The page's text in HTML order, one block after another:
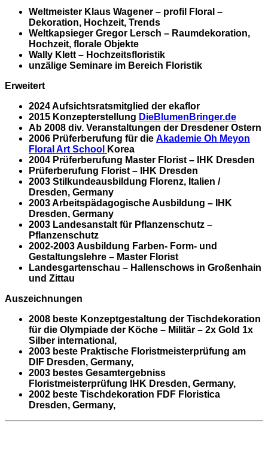
Weltmeister Klaus Wagener – profil Floral –
Dekoration, Hochzeit, Trends
Weltkapsieger Gregor Lersch – Raumdekoration,
Hochzeit, florale Objekte
Wally Klett – Hochzeitsfloristik
unzälige Seminare im Bereich Floristik
Erweitert
2024 Aufsichtsratsmitglied der ekaflor
2015 Konzepterstellung DieBlumenBringer.de
Ab 2008 div. Veranstaltungen der Dresdener Ostern
2006 Prüferberufung für die Akademie Oh Meyon
Floral Art School
Korea
2004 Prüferberufung Master Florist – IHK Dresden
Prüferberufung Florist – IHK Dresden
2003 Stilkundeausbildung Florenz, Italien /
Dresden, Germany
2003 Arbeitspädagogische Ausbildung – IHK
Dresden, Germany
2003 Landesanstalt für Pflanzenschutz –
Pflanzenschutz
2002-2003 Ausbildung Farben- Form- und
Gestaltungslehre – Master Florist
Landesgartenschau – Hallenschows in Großenhain
und Zittau
Auszeichnungen
2008 beste Konzeptgestaltung der Tischdekoration
für die Olympiade der Köche – Militär – 2x Gold 1x
Silber international,
2003 beste Praktische Floristmeisterprüfung am
DIF Dresden, Germany,
2003 bestes Gesamtergebniss
Floristmeisterprüfung IHK Dresden, Germany,
2002 beste Tischdekoration FDF Floristica
Dresden, Germany,